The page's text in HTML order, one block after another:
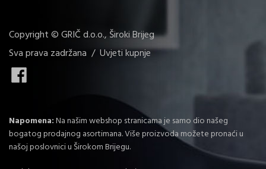
Copyright © GRIČ d.o.o., Široki Brijeg
Sva prava zadržana / Uvjeti kupnje
Napomena:Na našim webshop stranicama je samo dio našeg
bogatog prodajnog asortimana. Više proizvoda možete pronaći u
našoj poslovnici u Širokom Brijegu.